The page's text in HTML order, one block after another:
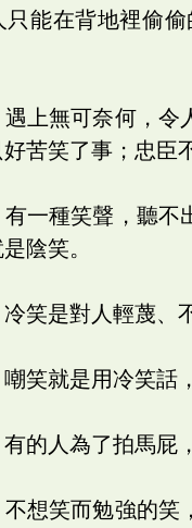
只能在背地裡偷
遇上無可奈何，
苦笑了事；忠臣
一種笑聲，聽不
陰笑。
笑是對人輕蔑、
笑就是用冷笑話
的人為了拍馬屁
不想笑而勉強的笑